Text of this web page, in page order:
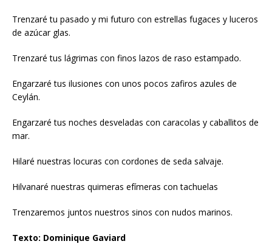
Trenzaré tu pasado y mi futuro con estrellas fugaces y luceros
de azúcar glas.
Trenzaré tus lágrimas con finos lazos de raso estampado.
Engarzaré tus ilusiones con unos pocos zafiros azules de
Ceylán.
Engarzaré tus noches desveladas con caracolas y caballitos de
mar.
Hilaré nuestras locuras con cordones de seda salvaje.
Hilvanaré nuestras quimeras efímeras con tachuelas
Trenzaremos juntos nuestros sinos con nudos marinos.
Texto: Dominique Gaviard